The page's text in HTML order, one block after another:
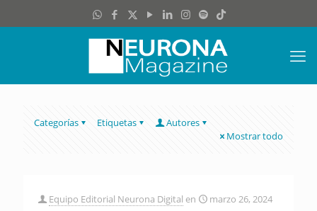
Categorías Etiquetas
Autores
Mostrar todo
Equipo Editorial Neurona Digital en
marzo 26, 2024